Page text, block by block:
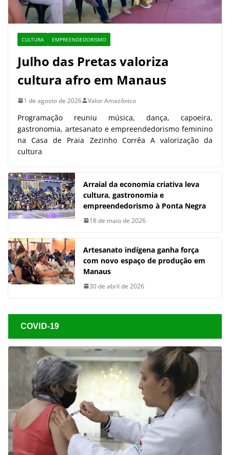
CULTURA EMPREENDEDORISMO
Julho das Pretas valoriza
cultura afro em Manaus
1 de agosto de 2026 Valor Amazônico
Programação reuniu música, dança, capoeira,
gastronomia, artesanato e empreendedorismo feminino
na Casa de Praia Zezinho Corrêa A valorização da
cultura
Arraial da economia criativa leva
cultura, gastronomia e
empreendedorismo à Ponta Negra
18 de maio de 2026
Artesanato indígena ganha força
com novo espaço de produção em
Manaus
30 de abril de 2026
COVID-19